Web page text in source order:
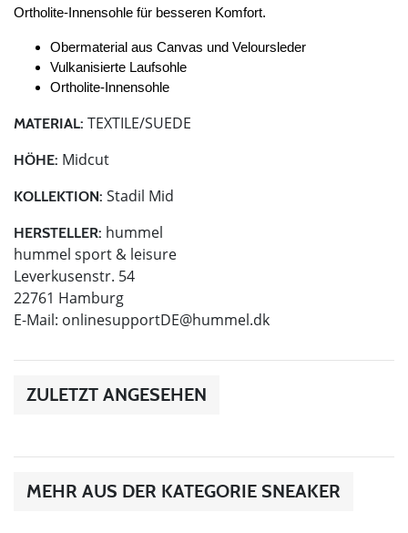
Ortholite-Innensohle für besseren Komfort.
Obermaterial aus Canvas und Veloursleder
Vulkanisierte Laufsohle
Ortholite-Innensohle
MATERIAL: TEXTILE/SUEDE
HÖHE: Midcut
KOLLEKTION: Stadil Mid
HERSTELLER: hummel
hummel sport & leisure
Leverkusenstr. 54
22761 Hamburg
E-Mail: onlinesupportDE@hummel.dk
ZULETZT ANGESEHEN
MEHR AUS DER KATEGORIE SNEAKER